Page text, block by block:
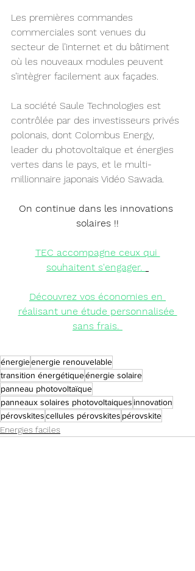
Les premières commandes
commerciales sont venues du
secteur de l’internet et du bâtiment
où les nouveaux modules peuvent
s’intègrer facilement aux façades.
La société Saule Technologies est
contrôlée par des investisseurs privés
polonais, dont Colombus Energy,
leader du photovoltaïque et énergies
vertes dans le pays, et le multi-
millionnaire japonais Vidéo Sawada.
On continue dans les innovations
solaires !!
TEC accompagne ceux qui
souhaitent s'engager.
Découvrez vos économies en
réalisant une étude personnalisée
sans frais.
énergieenergie renouvelable
transition énergétiqueénergie solaire
panneau photovoltaïque
panneaux solaires photovoltaiques innovation
pérovskitescellules pérovskites pérovskite
Energies faciles